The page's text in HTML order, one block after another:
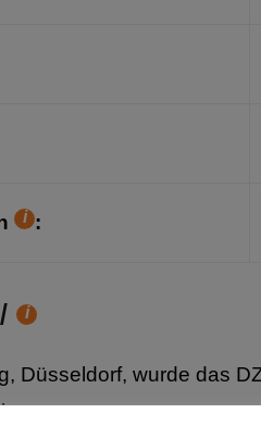
Hilfetext
:
Hilfetext
Düsseldorf, wurde das